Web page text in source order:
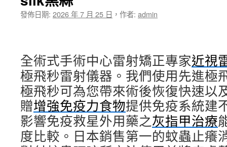
抽
享
廚
餘
回
收
手
套
訂
製
發佈日期: 2026 年 7 月 25 日 ， 作者: admin
全術式手術中心雷射矯正專家近視
極飛秒雷射儀器。我們使用先進極
極飛秒可為您帶來術後恢復快速以
贈增強免疫力食物提供免疫系統建
影響免疫救星外用藥之灰指甲治療
度比較。日本銷售第一的蚊蟲止癢